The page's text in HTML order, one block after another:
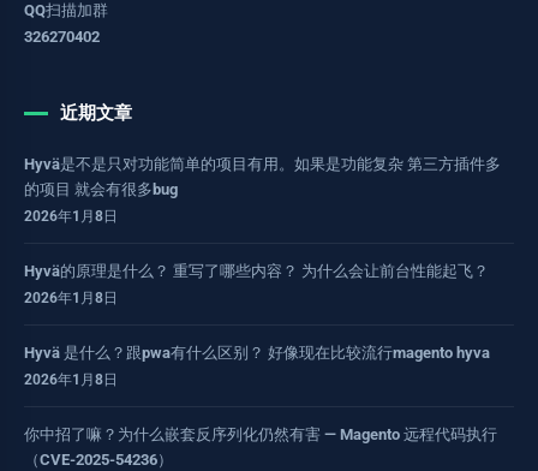
QQ扫描加群
326270402
近期文章
Hyvä是不是只对功能简单的项目有用。如果是功能复杂 第三方插件多
的项目 就会有很多bug
2026年1月8日
Hyvä的原理是什么？ 重写了哪些内容？ 为什么会让前台性能起飞？
2026年1月8日
Hyvä 是什么？跟pwa有什么区别？ 好像现在比较流行magento hyva
2026年1月8日
你中招了嘛？为什么嵌套反序列化仍然有害 — Magento 远程代码执行
（CVE-2025-54236）